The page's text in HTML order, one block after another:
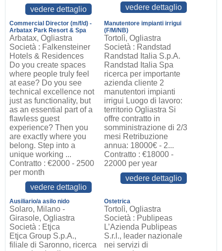
vedere dettaglio
vedere dettaglio
Commercial Director (m/f/d) -
Arbatax Park Resort & Spa
Arbatax, Ogliastra
Società : Falkensteiner
Hotels & Residences
Do you create spaces
where people truly feel
at ease? Do you see
technical excellence not
just as functionality, but
as an essential part of a
flawless guest
experience? Then you
are exactly where you
belong. Step into a
unique working ...
Contratto : €2000 - 2500
per month
vedere dettaglio
Manutentore impianti irrigui
(F/M/NB)
Tortolì, Ogliastra
Società : Randstad
Randstad Italia S.p.A.
Randstad Italia Spa
ricerca per importante
azienda cliente 2
manutentori impianti
irrigui Luogo di lavoro:
territorio Ogliastra Si
offre contratto in
somministrazione di 2/3
mesi Retribuzione
annua: 18000€ - 2...
Contratto : €18000 -
22000 per year
vedere dettaglio
Ausiliario/a asilo nido
Solaro, Milano -
Girasole, Ogliastra
Società : Etjca
Etjca Group S.p.A.,
filiale di Saronno, ricerca
Ostetrica
Tortolì, Ogliastra
Società : Publipeas
L’Azienda Publipeas
S.r.l., leader nazionale
nei servizi di